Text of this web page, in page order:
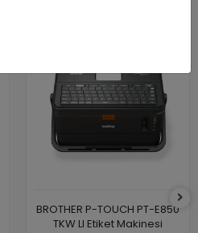
BROTHER P-TOUCH PT-E850
TKW LI Etiket Makinesi